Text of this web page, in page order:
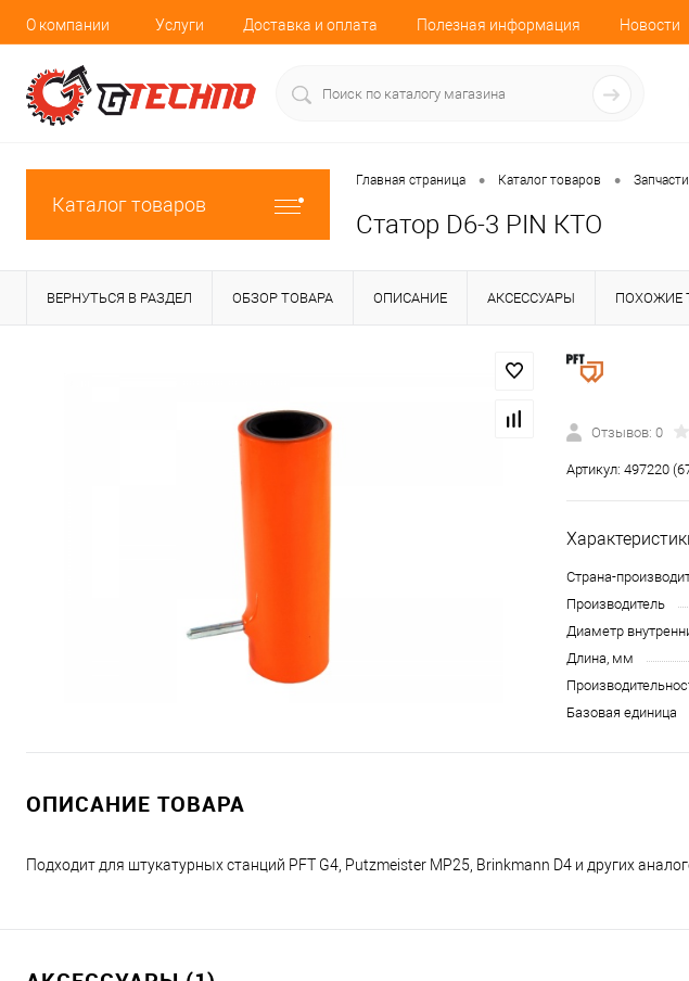
О компании Услуги Доставка и оплата Полезная информация Новости
Каталог товаров
Главная страница • Каталог товаров •
Статор D6-3 PIN КТО
ВЕРНУТЬСЯ В РАЗДЕЛ ОБЗОР ТОВАРА ОПИСАНИЕ АКСЕССУАРЫ ПОХОЖИЕ
Отзывов: 0
Артикул: 497220
Страна-
Производитель
Диаметр
Длина, мм
Базовая единица
ОПИСАНИЕ ТОВАРА
Подходит для штукатурных станций PFT G4, Putzmeister MP25, Brinkmann D4 и других